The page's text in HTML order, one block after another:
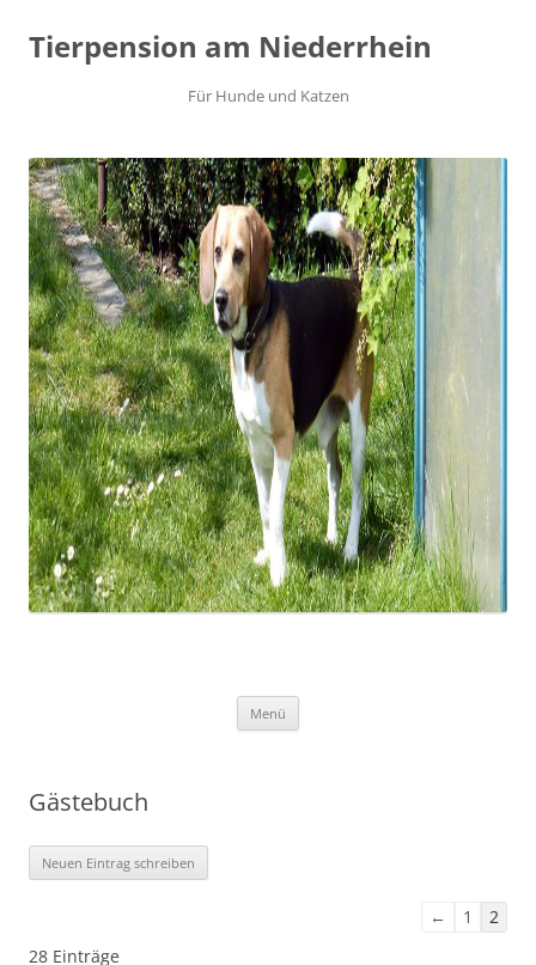
Tierpension am Niederrhein
Für Hunde und Katzen
Menü
Gästebuch
Navigation
← 1
2
28 Einträge